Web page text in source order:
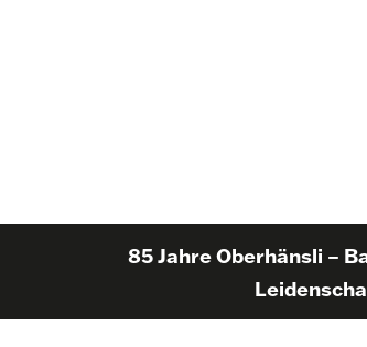
85 Jahre Oberhänsli –